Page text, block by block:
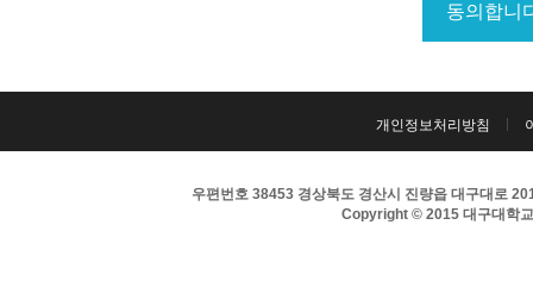
개인정보처리방침
우편번호 38453 경상북도 경산시 진량읍 대구대로
Copyright © 2015 대구대학